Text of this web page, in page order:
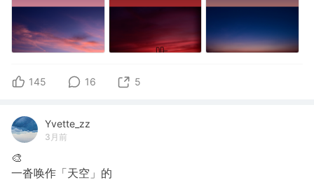
145 16 5
Yvette_zz
3月前
🎨
一沓唤作「天空」的